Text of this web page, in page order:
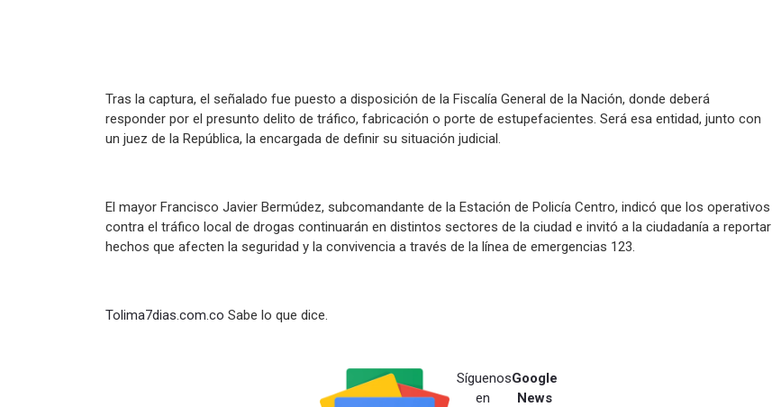
Tras la captura, el señalado fue puesto a disposición de la Fiscalía General de la Nación, donde deberá
responder por el presunto delito de tráfico, fabricación o porte de estupefacientes. Será esa entidad, junto con
un juez de la República, la encargada de definir su situación judicial.
El mayor Francisco Javier Bermúdez, subcomandante de la Estación de Policía Centro, indicó que los operativos
contra el tráfico local de drogas continuarán en distintos sectores de la ciudad e invitó a la ciudadanía a reportar
hechos que afecten la seguridad y la convivencia a través de la línea de emergencias 123.
Tolima7dias.com.co Sabe lo que dice.
Síguenos
en
Google
News